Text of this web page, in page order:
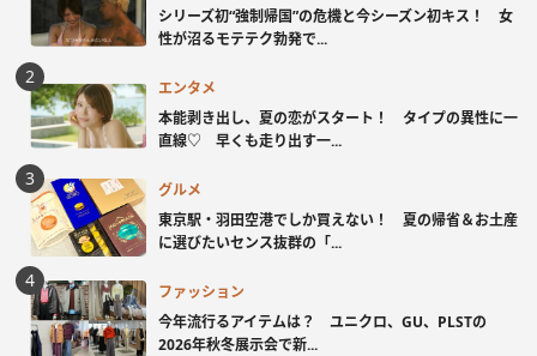
シリーズ初“強制帰国”の危機と今シーズン初キス！ 女
性が沼るモテテク勃発で...
エンタメ
本能剥き出し、夏の恋がスタート！ タイプの異性に一
直線♡ 早くも走り出す一...
グルメ
東京駅・羽田空港でしか買えない！ 夏の帰省＆お土産
に選びたいセンス抜群の「...
ファッション
今年流行るアイテムは？ ユニクロ、GU、PLSTの
2026年秋冬展示会で新...